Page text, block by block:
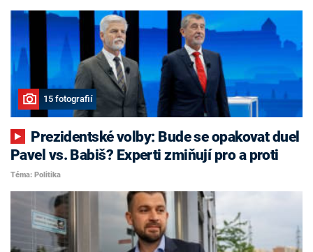
15 fotografií
Pavel vs. Babiš? Experti zmiňují pro a proti
Téma: Politika